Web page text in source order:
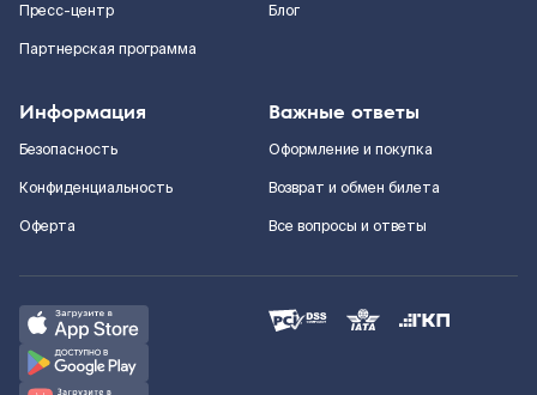
Пресс-центр
Партнерская программа
Блог
Информация
Безопасность
Конфиденциальность
Оферта
Важные ответы
Оформление и покупка
Возврат и обмен билета
Все вопросы и ответы